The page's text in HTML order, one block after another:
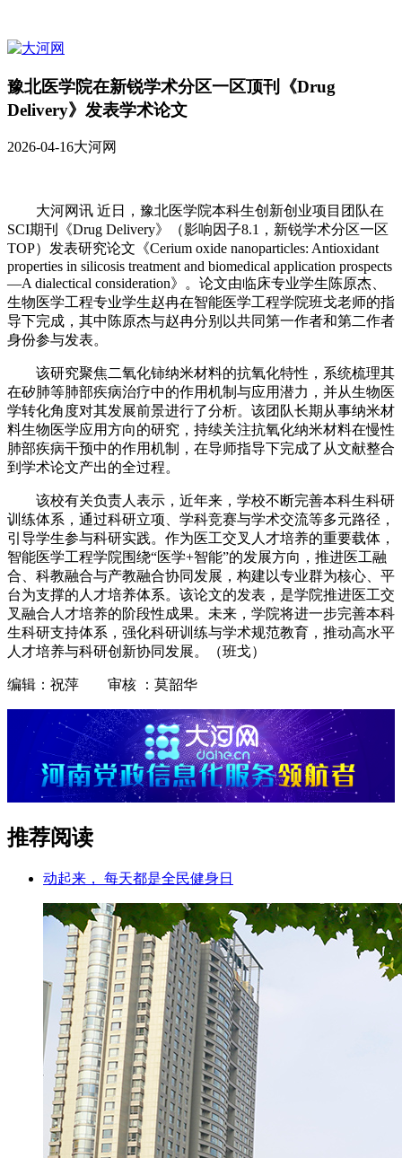
豫北医学院在新锐学术分区一区顶刊《Drug
Delivery》发表学术论文
2026-04-16大河网
大河网讯 近日，豫北医学院本科生创新创业项目团队在
SCI期刊《Drug Delivery》（影响因子8.1，新锐学术分区一区
TOP）发表研究论文《Cerium oxide nanoparticles: Antioxidant
properties in silicosis treatment and biomedical application prospects
—A dialectical consideration》。论文由临床专业学生陈原杰、
生物医学工程专业学生赵冉在智能医学工程学院班戈老师的指
导下完成，其中陈原杰与赵冉分别以共同第一作者和第二作者
身份参与发表。
该研究聚焦二氧化铈纳米材料的抗氧化特性，系统梳理其
在矽肺等肺部疾病治疗中的作用机制与应用潜力，并从生物医
学转化角度对其发展前景进行了分析。该团队长期从事纳米材
料生物医学应用方向的研究，持续关注抗氧化纳米材料在慢性
肺部疾病干预中的作用机制，在导师指导下完成了从文献整合
到学术论文产出的全过程。
该校有关负责人表示，近年来，学校不断完善本科生科研
训练体系，通过科研立项、学科竞赛与学术交流等多元路径，
引导学生参与科研实践。作为医工交叉人才培养的重要载体，
智能医学工程学院围绕“医学+智能”的发展方向，推进医工融
合、科教融合与产教融合协同发展，构建以专业群为核心、平
台为支撑的人才培养体系。该论文的发表，是学院推进医工交
叉融合人才培养的阶段性成果。未来，学院将进一步完善本科
生科研支持体系，强化科研训练与学术规范教育，推动高水平
人才培养与科研创新协同发展。（班戈）
编辑：祝萍 审核 ：莫韶华
推荐阅读
动起来， 每天都是全民健身日